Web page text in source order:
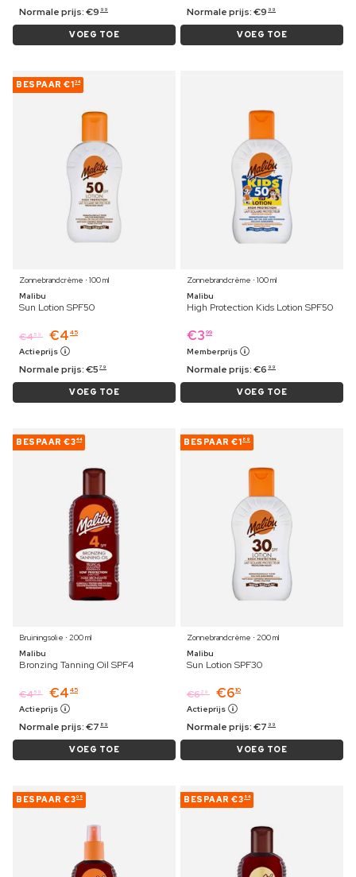
Normale prijs:€9 99
VOEG TOE
Normale prijs:€9 99
VOEG TOE
BESPAAR €134
Zonnebrandcrème ⋅ 100 ml
Malibu
Sun Lotion SPF50
€459 €4 45
Actieprijs
Normale prijs:€5 79
VOEG TOE
Zonnebrandcrème ⋅ 100 ml
Malibu
High Protection Kids Lotion SPF50
€3 99
Memberprijs
Normale prijs:€6 99
VOEG TOE
BESPAAR €344
Bruiningsolie ⋅ 200 ml
Malibu
Bronzing Tanning Oil SPF4
€459 €4 45
Actieprijs
Normale prijs:€7 89
VOEG TOE
BESPAAR €1 89
Zonnebrandcrème ⋅ 200 ml
Malibu
Sun Lotion SPF30
€629 €610
Actieprijs
Normale prijs:€7 99
VOEG TOE
BESPAAR €305 BESPAAR €3 54